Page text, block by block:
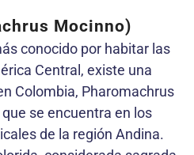
Mocinno)
conocido por habitar las
Central, existe una
Colombia, Pharomachrus
se encuentra en los
de la región Andina.